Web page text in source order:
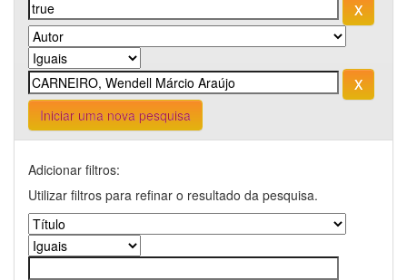
Iniciar uma nova pesquisa
Adicionar filtros:
Utilizar filtros para refinar o resultado da pesquisa.